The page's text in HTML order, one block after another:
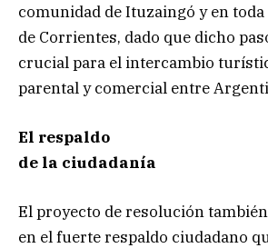
comunidad de Ituzaingó y en
de Corrientes, dado que dicho
crucial para el intercambio
parental y comercial entre
El respaldo
de la ciudadanía
El proyecto de resolución
en el fuerte respaldo ciudadano